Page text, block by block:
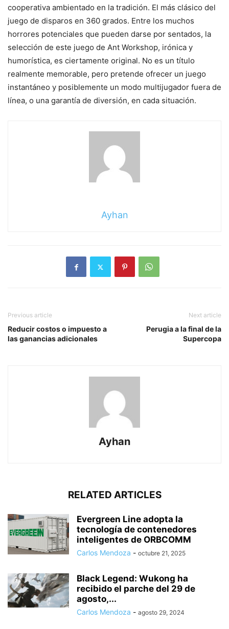
cooperativa ambientado en la tradición. El más clásico del
juego de disparos en 360 grados. Entre los muchos
horrores potenciales que pueden darse por sentados, la
selección de este juego de Ant Workshop, irónica y
humorística, es ciertamente original. No es un título
realmente memorable, pero pretende ofrecer un juego
instantáneo y posiblemente un modo multijugador fuera de
línea, o una garantía de diversión, en cada situación.
Ayhan
Previous article
Reducir costos o impuesto a
las ganancias adicionales
Next article
Perugia a la final de la
Supercopa
Ayhan
RELATED ARTICLES
Evergreen Line adopta la
tecnología de contenedores
inteligentes de ORBCOMM
Carlos Mendoza - octubre 21, 2025
Black Legend: Wukong ha
recibido el parche del 29 de
agosto,...
Carlos Mendoza - agosto 29, 2024